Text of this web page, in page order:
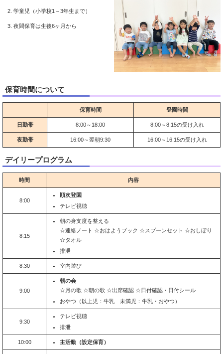
学童児（小学校1～3年生まで）
夜間保育は生後6ヶ月から
保育時間について
保育時間 登園時間
日勤帯 8:00～18:00 8:00～8:15の受け入れ
夜勤帯 16:00～翌朝9:30 16:00～16:15の受け入れ
デイリープログラム
時間 内容
8:00
順次登園
テレビ視聴
8:15
朝の身支度を整える
☆連絡ノート ☆おはようブック ☆スプーンセット ☆おしぼり
☆タオル
排泄
8:30 室内遊び
9:00
朝の会
☆月の歌 ☆朝の歌 ☆出席確認 ☆日付確認・日付シール
おやつ（以上児：牛乳 未満児：牛乳・おやつ）
9:30
テレビ視聴
排泄
10:00 主活動（設定保育）